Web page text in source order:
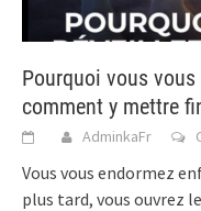
Pourquoi vous
comment y mettre
AdminkaFr
Vous vous endormez
plus tard, vous ouvrez